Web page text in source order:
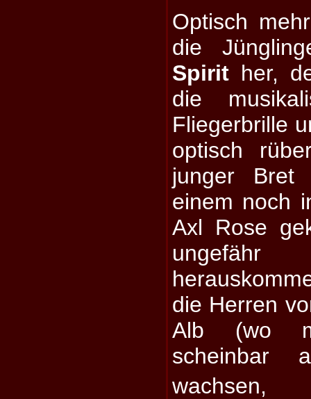
Optisch
die
Spirit her,
die
Fliegerbrille
optisch
junger Bret
einem noch
Axl Rose
die Herren
Alb (wo
scheinbar